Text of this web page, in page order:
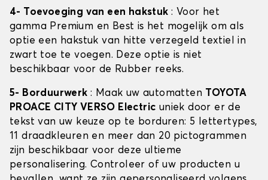
4- Toevoeging van een hakstuk : Voor het
gamma Premium en Best is het mogelijk om als
optie een hakstuk van hitte verzegeld textiel in
zwart toe te voegen. Deze optie is niet
beschikbaar voor de Rubber reeks.
5- Borduurwerk : Maak uw automatten TOYOTA
PROACE CITY VERSO Electric uniek door er de
tekst van uw keuze op te borduren: 5 lettertypes,
11 draadkleuren en meer dan 20 pictogrammen
zijn beschikbaar voor deze ultieme
personalisering. Controleer of uw producten u